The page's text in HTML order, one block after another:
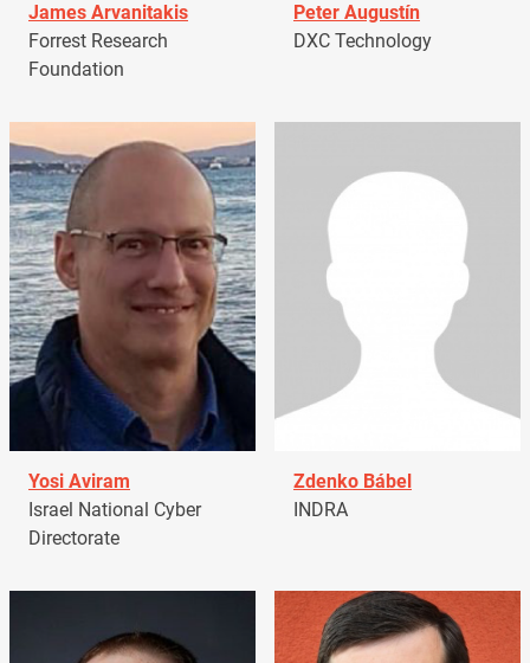
James Arvanitakis
Forrest Research
Foundation
Peter Augustín
DXC Technology
Yosi Aviram
Israel National Cyber
Directorate
Zdenko Bábel
INDRA